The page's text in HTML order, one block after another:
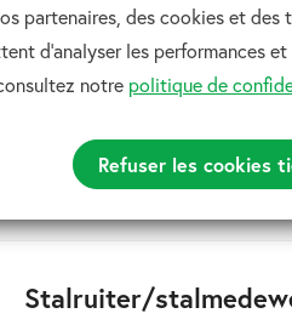
Téléchargez notre application
Pour une expérience optimale
Toutes les catégories
Stalruiter/
partenaires, des cookies et des
d'analyser les performances
notre politique de
Refuser les cookies